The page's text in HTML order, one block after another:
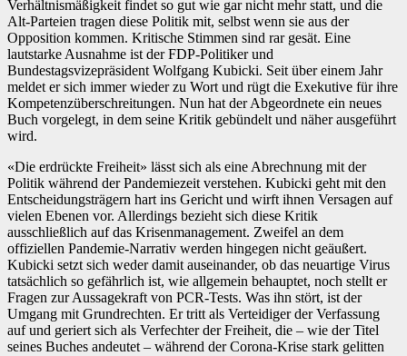
Verhältnismäßigkeit findet so gut wie gar nicht mehr statt, und die
Alt-Parteien tragen diese Politik mit, selbst wenn sie aus der
Opposition kommen. Kritische Stimmen sind rar gesät. Eine
lautstarke Ausnahme ist der FDP-Politiker und
Bundestagsvizepräsident Wolfgang Kubicki. Seit über einem Jahr
meldet er sich immer wieder zu Wort und rügt die Exekutive für ihre
Kompetenzüberschreitungen. Nun hat der Abgeordnete ein neues
Buch vorgelegt, in dem seine Kritik gebündelt und näher ausgeführt
wird.
«Die erdrückte Freiheit» lässt sich als eine Abrechnung mit der
Politik während der Pandemiezeit verstehen. Kubicki geht mit den
Entscheidungsträgern hart ins Gericht und wirft ihnen Versagen auf
vielen Ebenen vor. Allerdings bezieht sich diese Kritik
ausschließlich auf das Krisenmanagement. Zweifel an dem
offiziellen Pandemie-Narrativ werden hingegen nicht geäußert.
Kubicki setzt sich weder damit auseinander, ob das neuartige Virus
tatsächlich so gefährlich ist, wie allgemein behauptet, noch stellt er
Fragen zur Aussagekraft von PCR-Tests. Was ihn stört, ist der
Umgang mit Grundrechten. Er tritt als Verteidiger der Verfassung
auf und geriert sich als Verfechter der Freiheit, die – wie der Titel
seines Buches andeutet – während der Corona-Krise stark gelitten